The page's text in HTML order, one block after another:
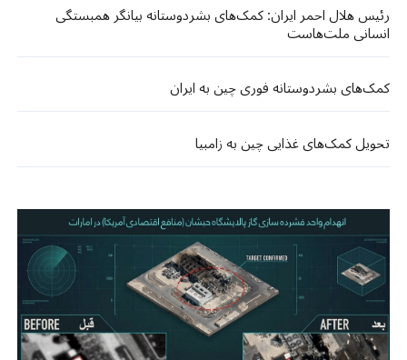
رئیس هلال احمر ایران: کمک‌های بشردوستانه بیانگر همبستگی
انسانی ملت‌هاست
کمک‌های بشردوستانه فوری چین به ایران
تحویل کمک‌های غذایی چین به زامبیا